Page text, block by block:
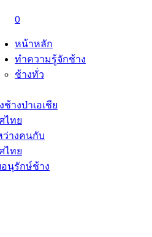
0
หน้าหลัก
ทำความรู้จักช้าง
ช้างทั่ว
างป่าเอเชีย
ไทย
ว่างคนกับ
ไทย
นุรักษ์ช้าง